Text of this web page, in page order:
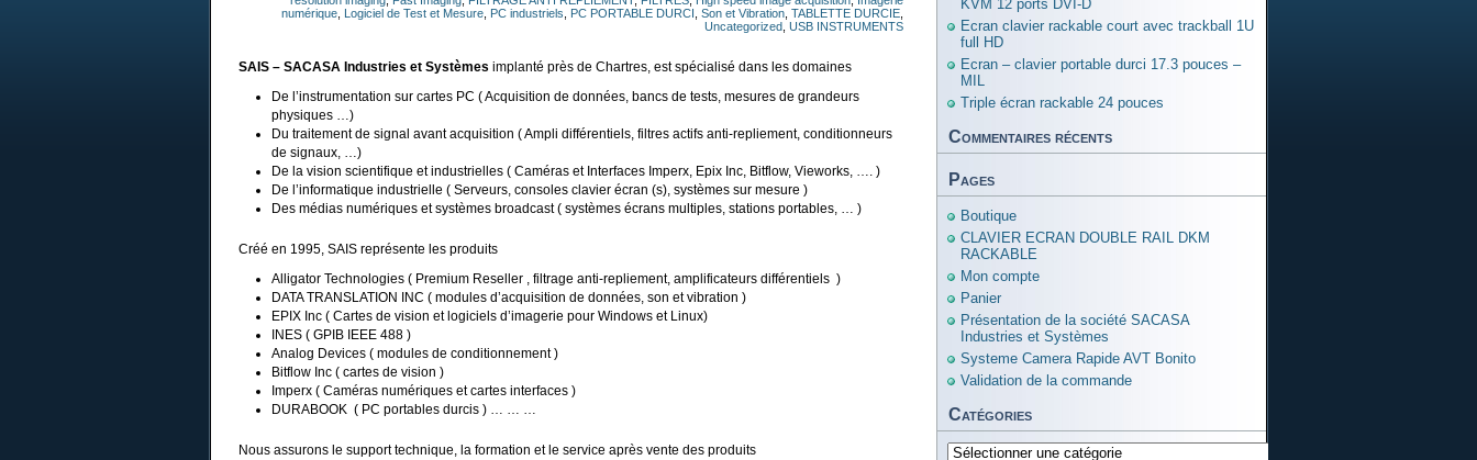
numérique Logiciel de Test et Mesure PC industriels PC PORTABLE DURCI Son et Vibration TABLETTE DURCIE
Uncategorized USB INSTRUMENTS
SAIS – SACASA Industries et Systèmes implanté près de Chartres, est spécialisé dans les domaines
De l’instrumentation sur cartes PC ( Acquisition de données, bancs de tests, mesures de grandeurs
physiques …)
Du traitement de signal avant acquisition ( Ampli différentiels, filtres actifs anti-repliement, conditionneurs
de signaux, …)
De la vision scientifique et industrielles ( Caméras et Interfaces Imperx, Epix Inc, Bitflow, Vieworks, …. )
De l’informatique industrielle ( Serveurs, consoles clavier écran (s), systèmes sur mesure )
Des médias numériques et systèmes broadcast ( systèmes écrans multiples, stations portables, … )
Créé en 1995, SAIS représente les produits
Alligator Technologies ( Premium Reseller , filtrage anti-repliement, amplificateurs différentiels )
DATA TRANSLATION INC ( modules d’acquisition de données, son et vibration )
EPIX Inc ( Cartes de vision et logiciels d’imagerie pour Windows et Linux)
INES ( GPIB IEEE 488 )
Analog Devices ( modules de conditionnement )
Bitflow Inc ( cartes de vision )
Imperx ( Caméras numériques et cartes interfaces )
DURABOOK ( PC portables durcis ) … … …
Nous assurons le support technique, la formation et le service après vente des produits
KVM 12 ports DVI-D
Ecran clavier rackable court avec trackball 1U
full HD
Ecran – clavier portable durci 17.3 pouces –
MIL
Triple écran rackable 24 pouces
Commentaires récents
Pages
Boutique
CLAVIER ECRAN DOUBLE RAIL DKM
RACKABLE
Mon compte
Panier
Présentation de la société SACASA
Industries et Systèmes
Systeme Camera Rapide AVT Bonito
Validation de la commande
Catégories
Catégories